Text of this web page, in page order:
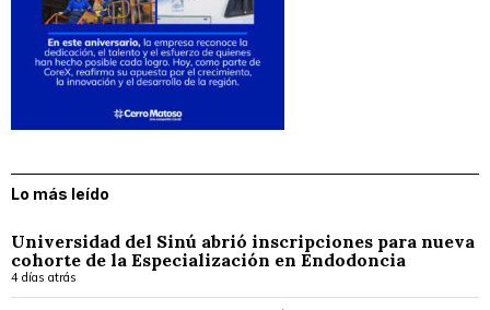
Lo más leído
Universidad del Sinú abrió inscripciones para nueva
cohorte de la Especialización en Endodoncia
4 días atrás